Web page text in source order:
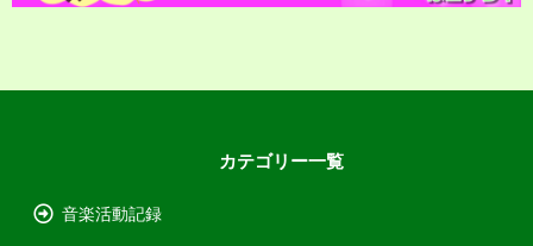
カテゴリー一覧
音楽活動記録